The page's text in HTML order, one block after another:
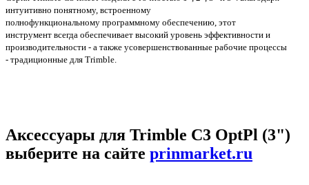
интуитивно понятному, встроенному
полнофункциональному программному обеспечению, этот
инструмент всегда обеспечивает высокий уровень эффективности и
производительности - а также усовершенствованные рабочие процессы
- традиционные для Trimble.
Аксессуары для Trimble C3 OptPl (3")
выберите на сайте prinmarket.ru